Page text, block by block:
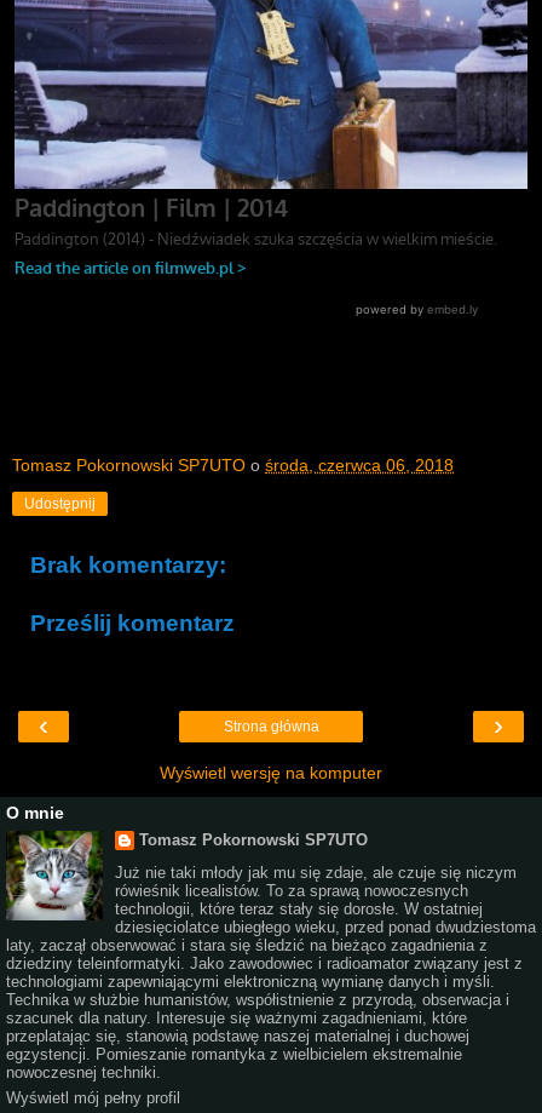
Tomasz Pokornowski SP7UTO o środa, czerwca 06, 2018
Udostępnij
Brak komentarzy:
Prześlij komentarz
‹ ›
Strona główna
Wyświetl wersję na komputer
O mnie
Tomasz Pokornowski SP7UTO
Już nie taki młody jak mu się zdaje, ale czuje się niczym
rówieśnik licealistów. To za sprawą nowoczesnych
technologii, które teraz stały się dorosłe. W ostatniej
dziesięciolatce ubiegłego wieku, przed ponad dwudziestoma
laty, zaczął obserwować i stara się śledzić na bieżąco zagadnienia z
dziedziny teleinformatyki. Jako zawodowiec i radioamator związany jest z
technologiami zapewniającymi elektroniczną wymianę danych i myśli.
Technika w służbie humanistów, współistnienie z przyrodą, obserwacja i
szacunek dla natury. Interesuje się ważnymi zagadnieniami, które
przeplatając się, stanowią podstawę naszej materialnej i duchowej
egzystencji. Pomieszanie romantyka z wielbicielem ekstremalnie
nowoczesnej techniki.
Wyświetl mój pełny profil